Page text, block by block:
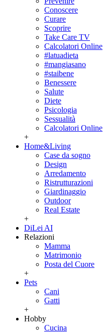
Conoscere
Curare
Scoprire
Take Care TV
Calcolatori Online
#latuadieta
#mangiasano
#staibene
Benessere
Salute
Diete
Psicologia
Sessualità
Calcolatori Online
+
Home&Living
Case da sogno
Design
Arredamento
Ristrutturazioni
Giardinaggio
Outdoor
Real Estate
+
DiLei AI
Relazioni
Mamma
Matrimonio
Posta del Cuore
+
Pets
Cani
Gatti
+
Hobby
Cucina